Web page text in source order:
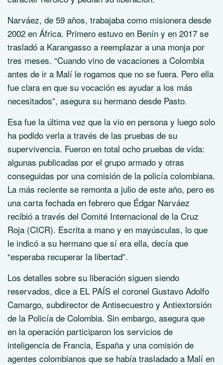
Narváez, de 59 años, trabajaba como misionera desde
2002 en África. Primero estuvo en Benín y en 2017 se
trasladó a Karangasso a reemplazar a una monja por
tres meses. “Cuando vino de vacaciones a Colombia
antes de ir a Malí le rogamos que no se fuera. Pero ella
fue clara en que su vocación es ayudar a los más
necesitados”, asegura su hermano desde Pasto.
Esa fue la última vez que la vio en persona y luego solo
ha podido verla a través de las pruebas de su
supervivencia. Fueron en total ocho pruebas de vida:
algunas publicadas por el grupo armado y otras
conseguidas por una comisión de la policía colombiana.
La más reciente se remonta a julio de este año, pero es
una carta fechada en febrero que Édgar Narváez
recibió a través del Comité Internacional de la Cruz
Roja (CICR). Escrita a mano y en mayúsculas, lo que
le indicó a su hermano que sí era ella, decía que
“esperaba recuperar la libertad”.
Los detalles sobre su liberación siguen siendo
reservados, dice a EL PAÍS el coronel Gustavo Adolfo
Camargo, subdirector de Antisecuestro y Antiextorsión
de la Policía de Colombia. Sin embargo, asegura que
en la operación participaron los servicios de
inteligencia de Francia, España y una comisión de
agentes colombianos que se había trasladado a Malí en